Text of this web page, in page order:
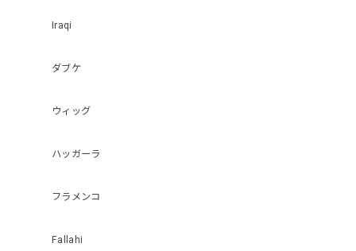
Iraqi
ダブケ
ウィッグ
ハッガーラ
フラメンコ
Fallahi